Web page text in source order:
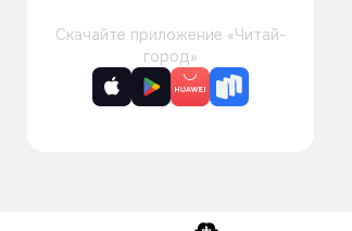
Скачайте приложение «Читай-
город»